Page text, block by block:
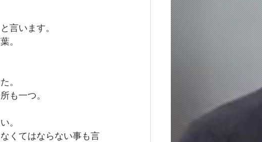
言います。
。
。
も一つ。
。
くてはならない事も言